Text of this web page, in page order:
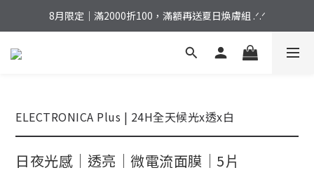
加入會員｜結帳立享 ７５折，首購免運再拿好禮！
8月限定｜滿2000折100，滿額再送夏日煥膚組 .ᐟ.ᐟ
加入會員｜結帳立享 ７５折，首購免運再拿好禮！
ELECTRONICA Plus | 24H全天候光x透x白
日夜光感｜透亮｜微電流面膜｜5片